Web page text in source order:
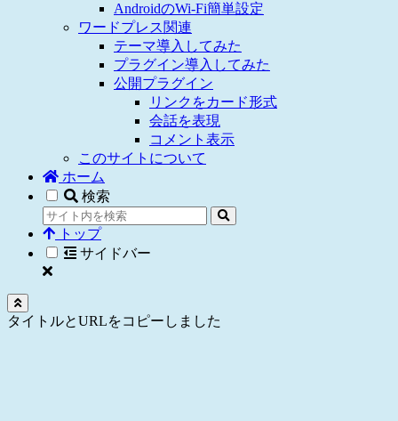
AndroidのWi-Fi簡単設定
ワードプレス関連
テーマ導入してみた
プラグイン導入してみた
公開プラグイン
リンクをカード形式
会話を表現
コメント表示
このサイトについて
ホーム
検索
トップ
サイドバー
タイトルとURLをコピーしました